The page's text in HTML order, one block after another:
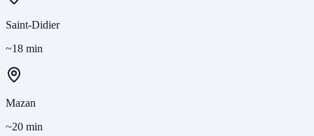
Saint-Didier
~18 min
Mazan
~20 min